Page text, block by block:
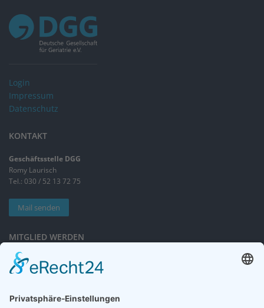
Login
Impressum
Datenschutz
KONTAKT
Geschäftsstelle DGG
Romy Laurisch
Tel.: 030 / 52 13 72 75
Mail senden
MITGLIED WERDEN
Sieben gute Gründe
für Ihre Mitgliedschaft